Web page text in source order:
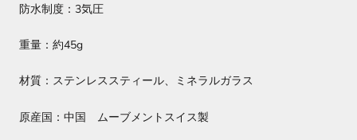
防水制度：3気圧
重量：約45g
材質：ステンレススティール、ミネラルガラス
原産国：中国 ムーブメントスイス製